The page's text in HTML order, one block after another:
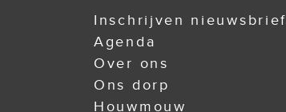
Inschrijven nieuwsbrief
Agenda
Over ons
Ons dorp
Houwmouw